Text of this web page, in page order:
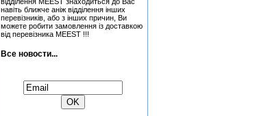
Медіатор Accept Uwe Lulis
Медіатор Attack Mr.
(Міка Тійскя)
Колекційний
Медіатор Attack Mr.
Fastfinge Mika Tyyska
навіть ближче аніж відділення інших
перевізників, або з інших причин, Ви
можете робити замовлення із доставкою
від перевізника MEEST !!!
Все новости...